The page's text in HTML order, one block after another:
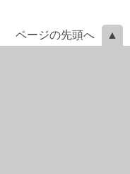
ページの先頭へ